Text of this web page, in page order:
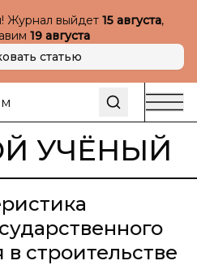
Журнал выйдет 15 августа,
19 августа
статью
УЧЁНЫЙ
строительстве